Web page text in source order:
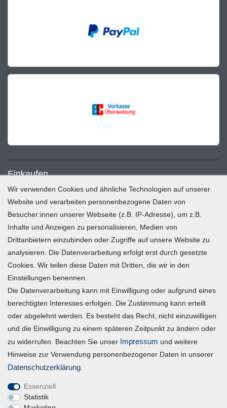
Einkaufen
Zahlung und Versand
Widerrufsrecht
Warenkorb
Zur Kasse
Mein Konto
Registrieren
Login
Vertrag widerrufen
Unternehmen
Blog
Datenschutzerklärung
Wir verwenden Cookies und ähnliche Technologien auf unserer
Website und verarbeiten personenbezogene Daten von
Besucher:innen unserer Webseite (z.B. IP-Adresse), um z.B.
Inhalte und Anzeigen zu personalisieren, Medien von
Drittanbietern einzubinden oder Zugriffe auf unsere Website zu
analysieren. Die Datenverarbeitung erfolgt erst durch gesetzte
Cookies. Wir teilen diese Daten mit Dritten, die wir in den
Einstellungen benennen.
Die Datenverarbeitung kann mit Einwilligung oder aufgrund eines
berechtigten Interesses erfolgen. Die Zustimmung kann erteilt
oder abgelehnt werden. Es besteht das Recht, nicht einzuwilligen
und die Einwilligung zu einem späteren Zeitpunkt zu ändern oder
zu widerrufen. Beachten Sie unser Impressum und weitere
Hinweise zur Verwendung personenbezogener Daten in unserer
Daten­schutz­erklärung
Essenziell
Statistik